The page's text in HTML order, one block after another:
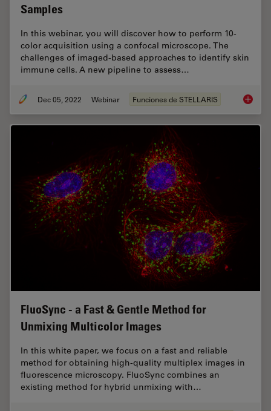
Samples
In this webinar, you will discover how to perform 10-
color acquisition using a confocal microscope. The
challenges of imaged-based approaches to identify skin
immune cells. A new pipeline to assess…
Dec 05, 2022 Webinar Funciones de STELLARIS
FluoSync - a Fast & Gentle Method for
Unmixing Multicolor Images
In this white paper, we focus on a fast and reliable
method for obtaining high-quality multiplex images in
fluorescence microscopy. FluoSync combines an
existing method for hybrid unmixing with…